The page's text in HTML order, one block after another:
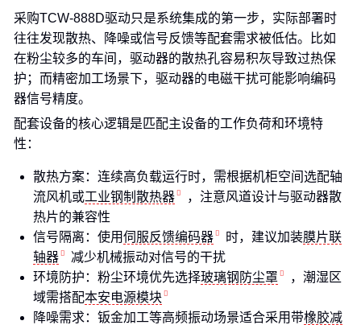
采购TCW-888D驱动只是系统集成的第一步，实际部署时
往往发现散热、降噪或信号反馈等配套需求被低估。比如
在粉尘较多的车间，驱动器的散热孔容易积灰导致过热保
护；而精密加工场景下，驱动器的电磁干扰可能影响编码
器信号精度。
配套设备的核心逻辑是匹配主设备的工作负荷和环境特
性：
散热方案：连续高负载运行时，需根据机柜空间选配轴
流风机或工业钢制散热器
，注意风道设计与驱动器散
热片的兼容性
信号隔离：使用伺服反馈编码器 时，建议加装膜片联
轴器
减少机械振动对信号的干扰
环境防护：粉尘环境优先选择玻璃钢防尘罩
，潮湿区
域需搭配本安电源模块
降噪需求：钣金加工等高频振动场景适合采用带橡胶减